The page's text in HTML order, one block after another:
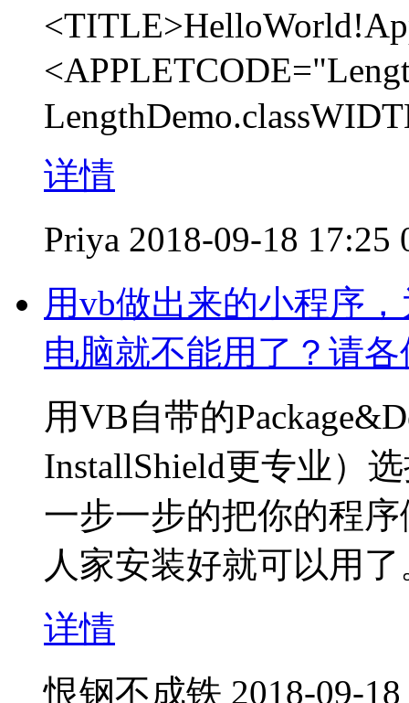
详情
Priya 2018-09-18 17:25
用vb做出来的小程序
电脑就不能用了？请
用VB自带的
InstallShield更专业）
一步一步的把你的程
人家安装好就可以用了
详情
恨钢不成铁 2018-09-